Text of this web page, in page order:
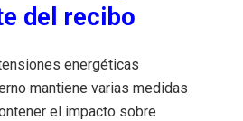
del recibo
energéticas
mantiene varias medidas
el impacto sobre